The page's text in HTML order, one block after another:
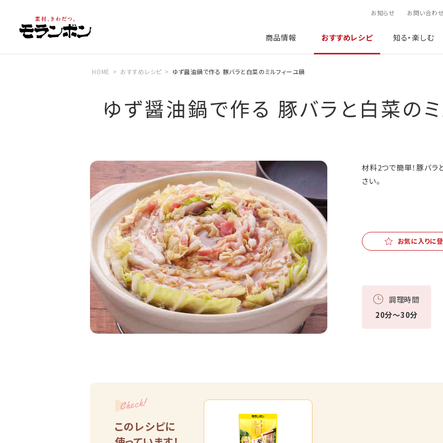
お知らせ お問い合わ
商品情報 おすすめレシピ 知る・楽しむ
HOME おすすめレシピ ゆず醤油鍋で作る 豚バラと白菜のミルフィーユ鍋
ゆず醤油鍋で作る 豚バラと白菜の
材料2つで簡単！豚バラ
さい。
お気に入りに
調理時間
20分～30分
Check!
このレシピに